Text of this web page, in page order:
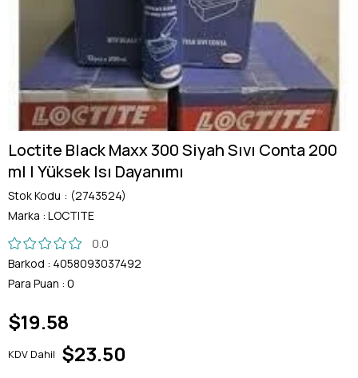
Loctite Black Maxx 300 Siyah Sıvı Conta 200
ml | Yüksek Isı Dayanımı
Stok Kodu
(2743524)
Marka : LOCTITE
0.0
Barkod : 4058093037492
Para Puan : 0
$19.58
KDV Dahil $23.50